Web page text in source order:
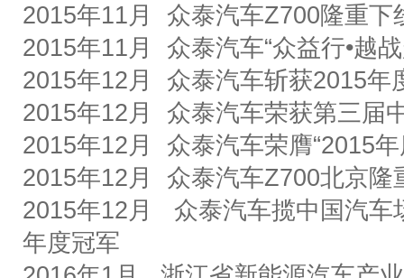
2015年11月 众泰汽车Z700隆重下
2015年11月 众泰汽车“众益行•越
2015年12月 众泰汽车斩获2015年
2015年12月
众泰汽车荣获第三届
2015年12月 众泰汽车荣膺“2015
2015年12月 众泰汽车Z700北京隆
2015年12月
众泰汽车揽中国汽车
年度冠军